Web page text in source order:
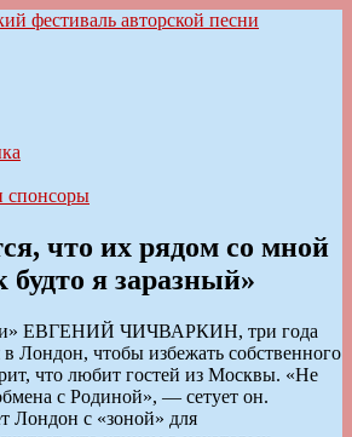
авторской песни
спонсоры
что их рядом со мной
я заразный»
ЕВГЕНИЙ ЧИЧВАРКИН, три года
Лондон, чтобы избежать собственного
что любит гостей из Москвы. «Не
с Родиной», — сетует он.
Лондон с «зоной» для